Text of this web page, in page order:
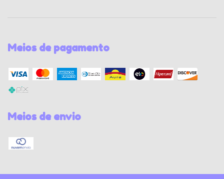
Meios de pagamento
Meios de envio